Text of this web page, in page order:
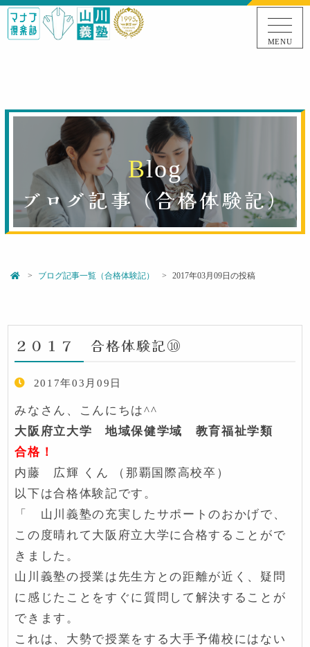
MENU
Blog
ブログ記事（合格体験記）
ブログ記事一覧（合格体験記） 2017年03月09日の投稿
２０１７ 合格体験記⑩
2017年03月09日
みなさん、こんにちは^^
大阪府立大学 地域保健学域 教育福祉学類
合格！
内藤 広輝 くん （那覇国際高校卒）
以下は合格体験記です。
「 山川義塾の充実したサポートのおかげで、
この度晴れて大阪府立大学に合格することがで
きました。
山川義塾の授業は先生方との距離が近く、疑問
に感じたことをすぐに質問して解決することが
できます。
これは、大勢で授業をする大手予備校にはない